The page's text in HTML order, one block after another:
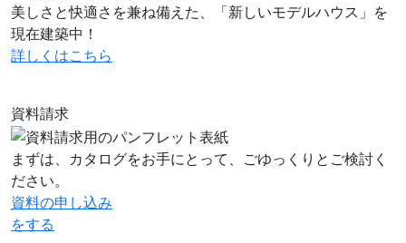
美しさと快適さを兼ね備えた、「新しいモデルハウス」を
現在建築中！
詳しくはこちら
資料請求
まずは、カタログをお手にとって、ごゆっくりとご検討く
ださい。
資料の申し込み
をする